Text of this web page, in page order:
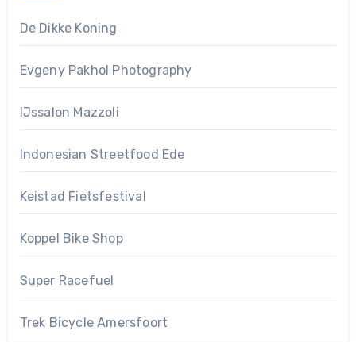
De Dikke Koning
Evgeny Pakhol Photography
IJssalon Mazzoli
Indonesian Streetfood Ede
Keistad Fietsfestival
Koppel Bike Shop
Super Racefuel
Trek Bicycle Amersfoort